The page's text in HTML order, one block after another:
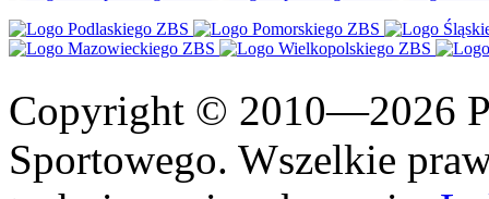
Copyright © 2010—2026
Sportowego. Wszelkie